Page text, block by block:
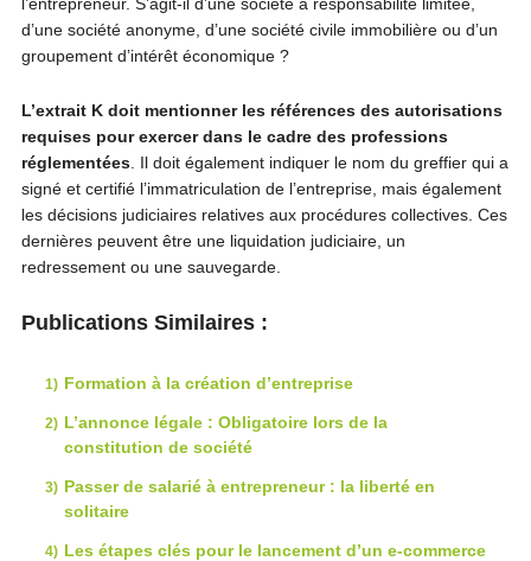
d’une société anonyme, d’une société civile immobilière ou d’un
groupement d’intérêt économique ?
L’extrait K doit mentionner les références des autorisations
requises pour exercer dans le cadre des professions
réglementées. Il doit également indiquer le nom du greffier qui a
signé et certifié l’immatriculation de l’entreprise, mais également
les décisions judiciaires relatives aux procédures collectives. Ces
dernières peuvent être une liquidation judiciaire, un
redressement ou une sauvegarde.
Publications Similaires :
Formation à la création d’entreprise
L’annonce légale : Obligatoire lors de la
constitution de société
Passer de salarié à entrepreneur : la liberté en
solitaire
Les étapes clés pour le lancement d’un e-commerce